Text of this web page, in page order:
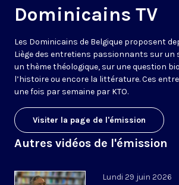
Dominicains TV
Les Dominicains de Belgique proposent
Liège des entretiens passionnants sur un
un thème théologique, sur une question
l’histoire ou encore la littérature. Ces
une fois par semaine par KTO.
Visiter la page de l'émission
Autres vidéos de l'émission
Lundi 29 juin 2026